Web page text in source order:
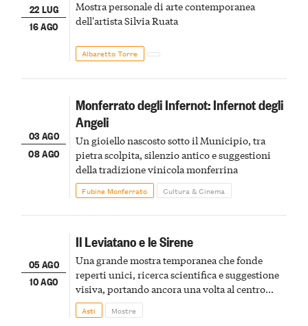
22 LUG
16 AGO
Mostra personale di arte contemporanea
dell'artista Silvia Ruata
Albaretto Torre
03 AGO
08 AGO
Monferrato degli Infernot: Infernot degli
Angeli
Un gioiello nascosto sotto il Municipio, tra
pietra scolpita, silenzio antico e suggestioni
della tradizione vinicola monferrina
Fubine Monferrato Cultura & Cinema
05 AGO
10 AGO
Il Leviatano e le Sirene
Una grande mostra temporanea che fonde
reperti unici, ricerca scientifica e suggestione
visiva, portando ancora una volta al centro
della scena le meraviglie del passato astigiano
Asti Mostre